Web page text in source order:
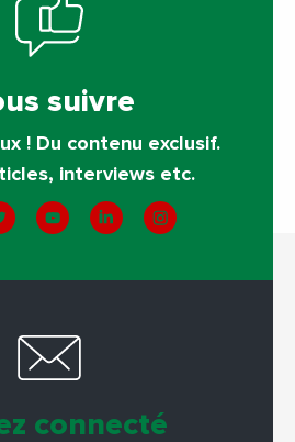
suivre
! Du contenu exclusif.
interviews etc.
connecté